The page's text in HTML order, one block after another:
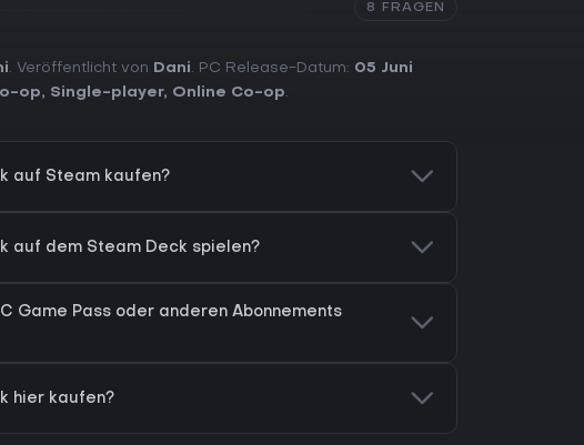
8 FRAGEN
. Veröffentlicht von Dani. PC Release-Datum: 05 Juni
op, Single-player, Online Co-op.
auf Steam kaufen?
auf dem Steam Deck spielen?
Game Pass oder anderen Abonnements
hier kaufen?